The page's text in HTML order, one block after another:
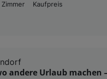
Zimmer Kaufpreis
andere Urlaub